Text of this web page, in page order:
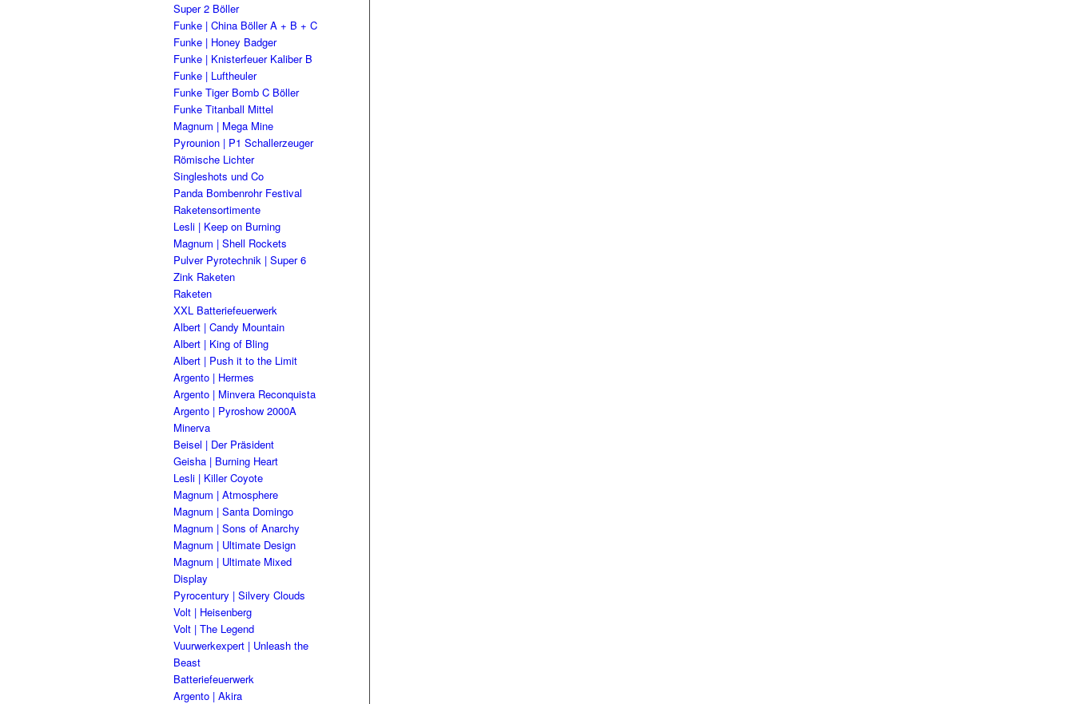
Super 2 Böller
Funke | China Böller A + B + C
Funke | Honey Badger
Funke | Knisterfeuer Kaliber B
Funke | Luftheuler
Funke Tiger Bomb C Böller
Funke Titanball Mittel
Magnum | Mega Mine
Pyrounion | P1 Schallerzeuger
Römische Lichter
Singleshots und Co
Panda Bombenrohr Festival
Raketensortimente
Lesli | Keep on Burning
Magnum | Shell Rockets
Pulver Pyrotechnik | Super 6
Zink Raketen
Raketen
XXL Batteriefeuerwerk
Albert | Candy Mountain
Albert | King of Bling
Albert | Push it to the Limit
Argento | Hermes
Argento | Minvera Reconquista
Argento | Pyroshow 2000A
Minerva
Beisel | Der Präsident
Geisha | Burning Heart
Lesli | Killer Coyote
Magnum | Atmosphere
Magnum | Santa Domingo
Magnum | Sons of Anarchy
Magnum | Ultimate Design
Magnum | Ultimate Mixed
Display
Pyrocentury | Silvery Clouds
Volt | Heisenberg
Volt | The Legend
Vuurwerkexpert | Unleash the
Beast
Batteriefeuerwerk
Argento | Akira